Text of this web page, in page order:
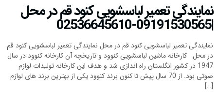
نمایندگی تعمیر لباسشویی کنود قم در محل
|09191530565-02536645610
نمایندگی تعمیر لباسشویی کنود قم در محل نمایندگی تعمیر لباسشویی کنود قم
در محل کارخانه ماشین لباسشویی کنوود و تاریخچه آن کارخانه کنوود در سال
1947 در کشور انگلستان راه اندازی شد و هدف این کارخانه تولیدات لوازم
صوتی بود. از 70 سال پیش تا کنون برند کنوود یکی از بهترین برند های لوازم
[…]